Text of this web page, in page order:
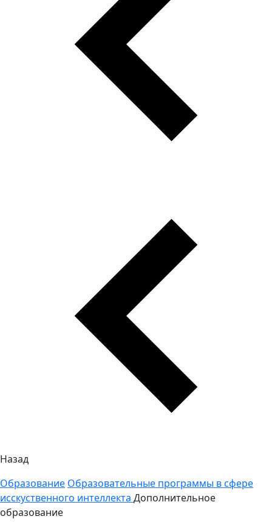
Назад
Образование Образовательные программы в сфере
исскуственного интеллекта Дополнительное
образование